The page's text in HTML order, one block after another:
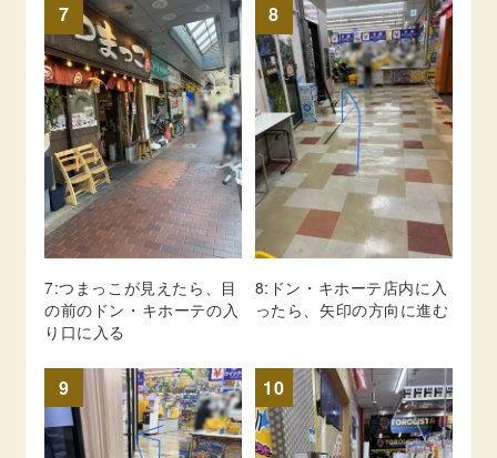
7
7:つまっこが見えたら、目
の前のドン・キホーテの入
り口に入る
8
8:ドン・キホーテ店内に入
ったら、矢印の方向に進む
9 10